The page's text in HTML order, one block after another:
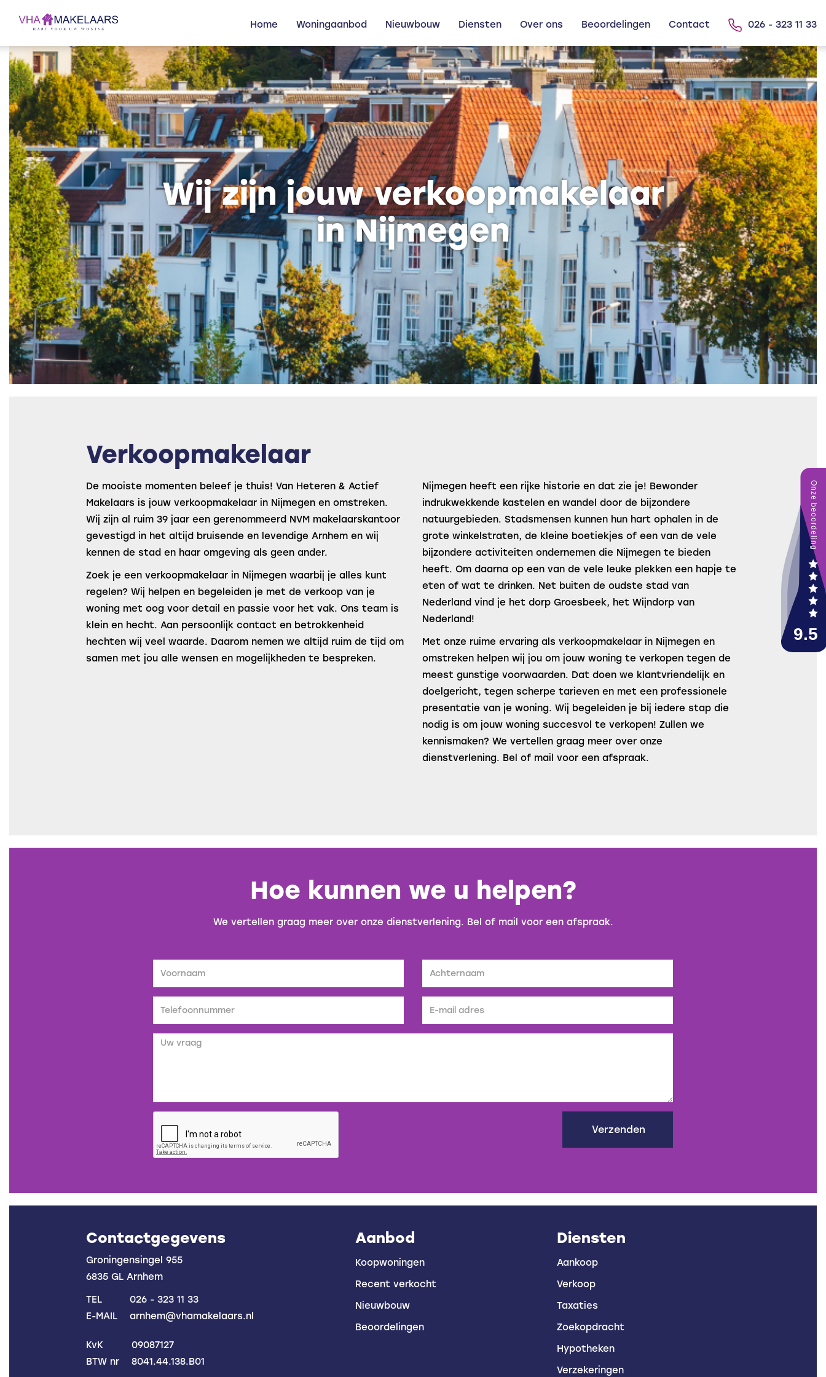
026 - 323 11 33
Home Woningaanbod Nieuwbouw Diensten Over ons Beoordelingen Contact
Wij zijn jouw verkoopmakelaar
in Nijmegen
Verkoopmakelaar
De mooiste momenten beleef je thuis! Van Heteren & Actief
Makelaars is jouw verkoopmakelaar in Nijmegen en omstreken.
Wij zijn al ruim 39 jaar een gerenommeerd NVM makelaarskantoor
gevestigd in het altijd bruisende en levendige Arnhem en wij
kennen de stad en haar omgeving als geen ander.
Zoek je een verkoopmakelaar in Nijmegen waarbij je alles kunt
regelen? Wij helpen en begeleiden je met de verkoop van je
woning met oog voor detail en passie voor het vak. Ons team is
klein en hecht. Aan persoonlijk contact en betrokkenheid
hechten wij veel waarde. Daarom nemen we altijd ruim de tijd om
samen met jou alle wensen en mogelijkheden te bespreken.
Nijmegen heeft een rijke historie en dat zie je! Bewonder
indrukwekkende kastelen en wandel door de bijzondere
natuurgebieden. Stadsmensen kunnen hun hart ophalen in de
grote winkelstraten, de kleine boetiekjes of een van de vele
bijzondere activiteiten ondernemen die Nijmegen te bieden
heeft. Om daarna op een van de vele leuke plekken een hapje te
eten of wat te drinken. Net buiten de oudste stad van
Nederland vind je het dorp Groesbeek, het Wijndorp van
Nederland!
Met onze ruime ervaring als verkoopmakelaar in Nijmegen en
omstreken helpen wij jou om jouw woning te verkopen tegen de
meest gunstige voorwaarden. Dat doen we klantvriendelijk en
doelgericht, tegen scherpe tarieven en met een professionele
presentatie van je woning. Wij begeleiden je bij iedere stap die
nodig is om jouw woning succesvol te verkopen! Zullen we
kennismaken? We vertellen graag meer over onze
dienstverlening. Bel of mail voor een afspraak.
Hoe kunnen we u helpen?
We vertellen graag meer over onze dienstverlening. Bel of mail voor een afspraak.
Achternaam
Telefoonnummer
adres
Verzenden
Contactgegevens
Groningensingel 955
6835 GL Arnhem
TEL
026 - 323 11 33
E-MAIL
arnhem@vhamakelaars.nl
KvK
09087127
BTW nr
8041.44.138.B01
Aanbod
Koopwoningen
Recent verkocht
Nieuwbouw
Beoordelingen
Diensten
Aankoop
Verkoop
Taxaties
Zoekopdracht
Hypotheken
Verzekeringen